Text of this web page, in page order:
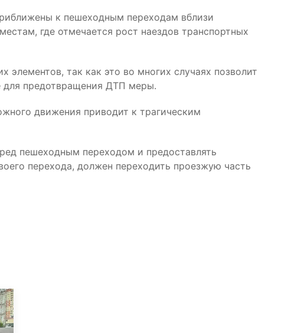
к пешеходным переходам вблизи
где отмечается рост наездов транспортных
так как это во многих случаях позволит
для предотвращения ДТП меры.
движения приводит к трагическим
пешеходным переходом и предоставлять
перехода, должен переходить проезжую часть